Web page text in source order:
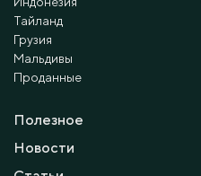
Тайланд
Грузия
Мальдивы
Проданные
Полезное
Новости